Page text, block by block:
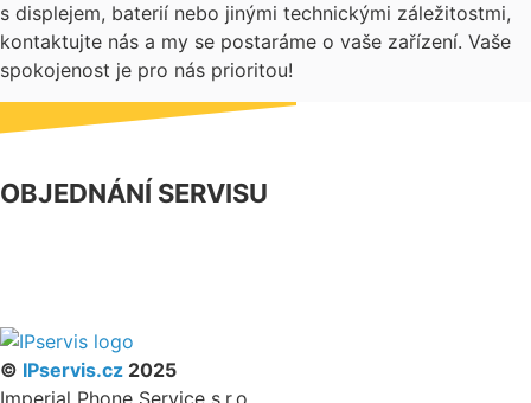
s displejem, baterií nebo jinými technickými záležitostmi,
kontaktujte nás a my se postaráme o vaše zařízení. Vaše
spokojenost je pro nás prioritou!
OBJEDNÁNÍ SERVISU
© IPservis.cz 2025
Imperial Phone Service s.r.o